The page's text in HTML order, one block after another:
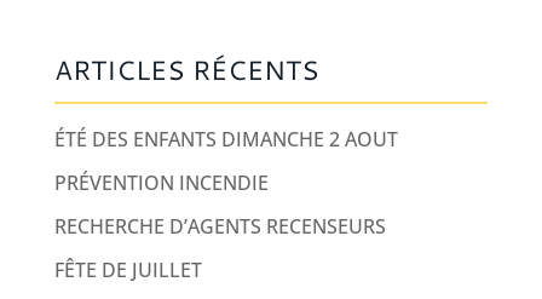
ARTICLES RÉCENTS
ÉTÉ DES ENFANTS DIMANCHE 2 AOUT
PRÉVENTION INCENDIE
RECHERCHE D’AGENTS RECENSEURS
FÊTE DE JUILLET